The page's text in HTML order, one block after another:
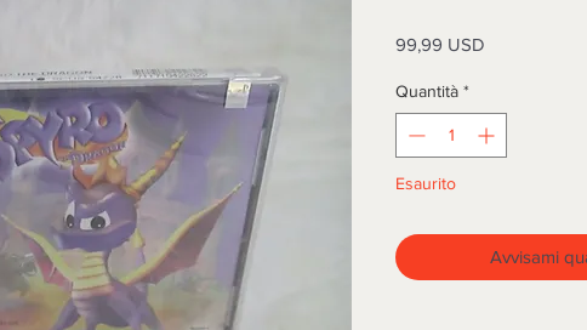
99,99 USD
Quantità *
Esaurito
Avvisami